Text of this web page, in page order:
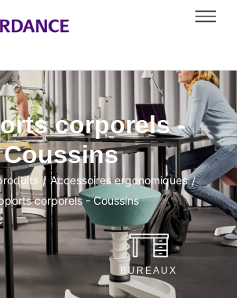
corporels -
Coussins
/ Accessoires ergonomiques /
corporels - Coussins
BUREAUX